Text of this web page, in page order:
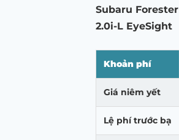
Subaru Forester
2.0i-L EyeSight
Khoản phí
Giá niêm yết
Lệ phí trước bạ